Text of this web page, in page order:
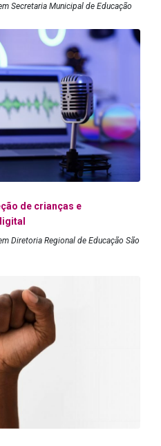
Secretaria Municipal de Educação
de crianças e
Diretoria Regional de Educação São